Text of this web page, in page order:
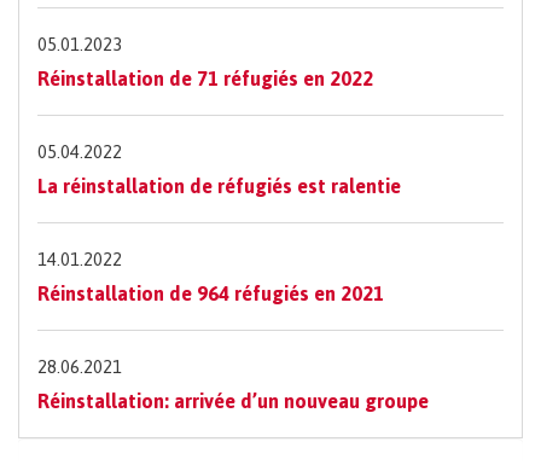
05.01.2023
Réinstallation de 71 réfugiés en 2022
05.04.2022
La réinstallation de réfugiés est ralentie
14.01.2022
Réinstallation de 964 réfugiés en 2021
28.06.2021
Réinstallation: arrivée d’un nouveau groupe